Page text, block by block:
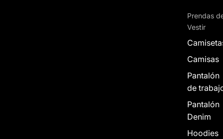
Prendas
Vestir
Camisas
Pantalón
de
Pantalón
Denim
Hoodies